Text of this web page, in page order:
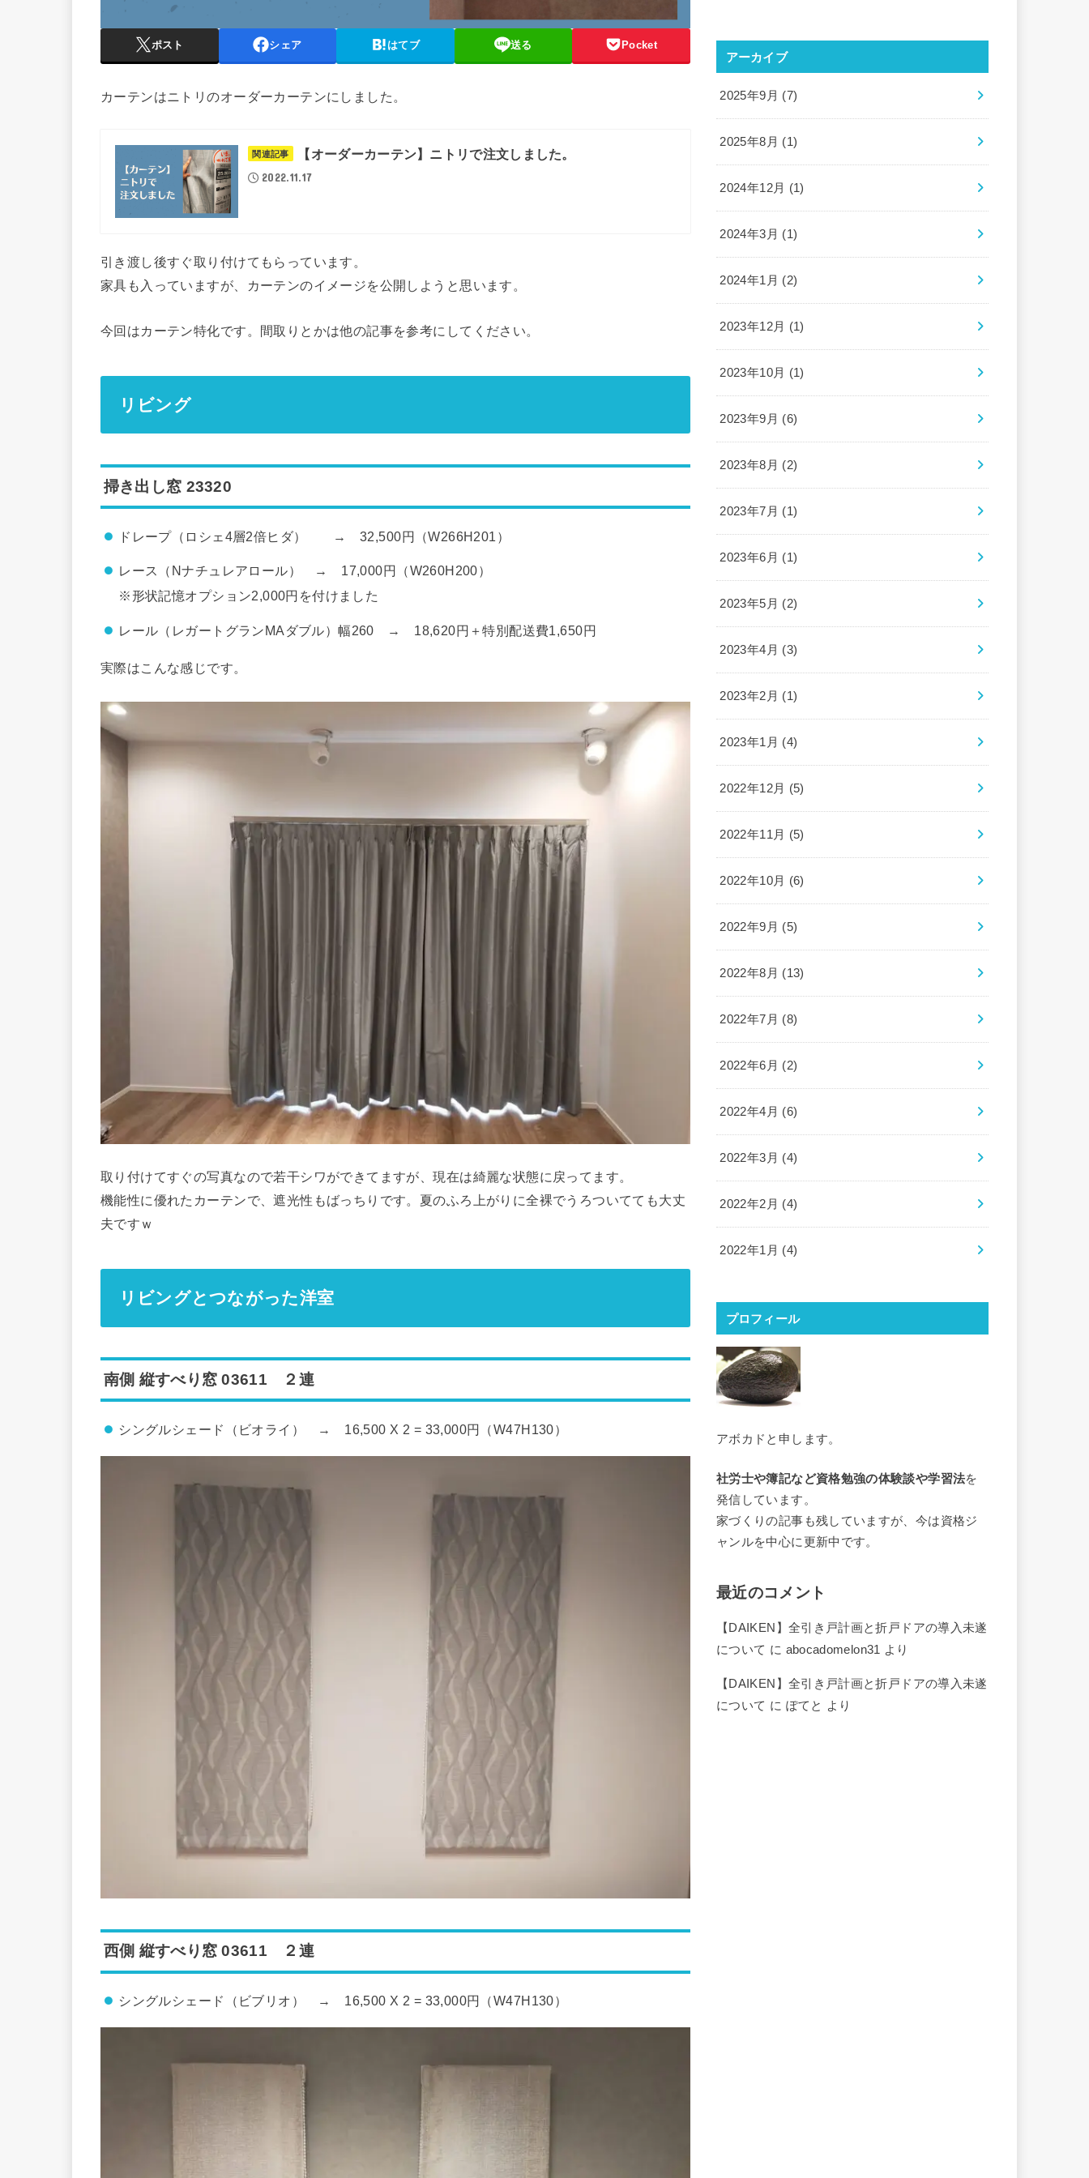
ポスト シェア はてブ 送る Pocket
カーテンはニトリのオーダーカーテンにしました。
関連記事 【オーダーカーテン】ニトリで注文しました。
2022.11.17
引き渡し後すぐ取り付けてもらっています。
家具も入っていますが、カーテンのイメージを公開しようと思います。
今回はカーテン特化です。間取りとかは他の記事を参考にしてください。
リビング
掃き出し窓 23320
ドレープ（ロシェ4層2倍ヒダ） → 32,500円（W266H201）
レース（Nナチュレアロール） → 17,000円（W260H200）
※形状記憶オプション2,000円を付けました
レール（レガートグランMAダブル）幅260 → 18,620円＋特別配送費1,650円
実際はこんな感じです。
取り付けてすぐの写真なので若干シワができてますが、現在は綺麗な状態に戻ってます。
機能性に優れたカーテンで、遮光性もばっちりです。夏のふろ上がりに全裸でうろついてても大丈
夫ですｗ
リビングとつながった洋室
南側 縦すべり窓 03611 ２連
シングルシェード（ビオライ） → 16,500 X 2 = 33,000円（W47H130）
西側 縦すべり窓 03611 ２連
シングルシェード（ビブリオ） → 16,500 X 2 = 33,000円（W47H130）
アーカイブ
2025年9月 (7)
2025年8月 (1)
2024年12月 (1)
2024年3月 (1)
2024年1月 (2)
2023年12月 (1)
2023年10月 (1)
2023年9月 (6)
2023年8月 (2)
2023年7月 (1)
2023年6月 (1)
2023年5月 (2)
2023年4月 (3)
2023年2月 (1)
2023年1月 (4)
2022年12月 (5)
2022年11月 (5)
2022年10月 (6)
2022年9月 (5)
2022年8月 (13)
2022年7月 (8)
2022年6月 (2)
2022年4月 (6)
2022年3月 (4)
2022年2月 (4)
2022年1月 (4)
プロフィール
アボカドと申します。
社労士や簿記など資格勉強の体験談や学習法を
発信しています。
家づくりの記事も残していますが、今は資格ジ
ャンルを中心に更新中です。
最近のコメント
【DAIKEN】全引き戸計画と折戸ドアの導入未遂
について に abocadomelon31 より
【DAIKEN】全引き戸計画と折戸ドアの導入未遂
について に ぽてと より